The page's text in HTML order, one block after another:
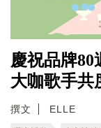
慶祝品牌80
大咖歌手共
撰文 ELLE